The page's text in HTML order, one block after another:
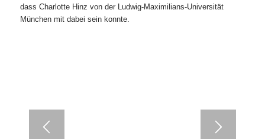
dass Charlotte Hinz von der Ludwig-Maximilians-Universität
München mit dabei sein konnte.